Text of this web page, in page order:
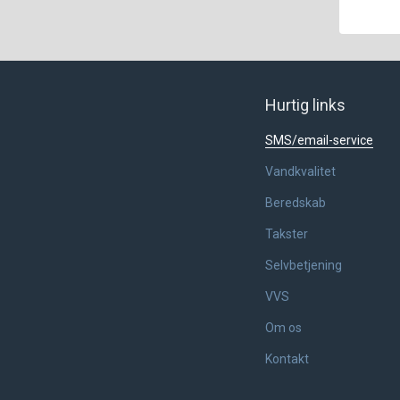
Hurtig links
SMS/email-service
Vandkvalitet
Beredskab
Takster
Selvbetjening
VVS
Om os
Kontakt